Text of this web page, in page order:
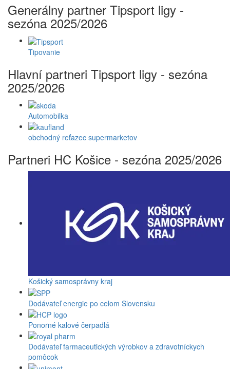
Generálny partner Tipsport ligy -
sezóna 2025/2026
Tipovanie
Hlavní partneri Tipsport ligy - sezóna
2025/2026
Automobilka
obchodný reťazec supermarketov
Partneri HC Košice - sezóna 2025/2026
Košický samosprávny kraj
Dodávateľ energie po celom Slovensku
Ponorné kalové čerpadlá
Dodávateľ farmaceutických výrobkov a zdravotníckych
pomôcok